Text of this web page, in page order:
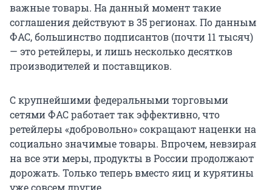
важные товары. На данный момент такие
соглашения действуют в 35 регионах. По данным
ФАС, большинство подписантов (почти 11 тысяч)
— это ретейлеры, и лишь несколько десятков
производителей и поставщиков.
С крупнейшими федеральными торговыми
сетями ФАС работает так эффективно, что
ретейлеры «добровольно» сокращают наценки на
социально значимые товары. Впрочем, невзирая
на все эти меры, продукты в России продолжают
дорожать. Только теперь вместо яиц и курятины
уже совсем другие.